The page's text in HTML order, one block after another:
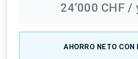
24’000 CHF /
AHORRO NETO CON